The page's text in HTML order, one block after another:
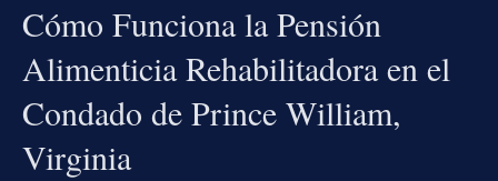
Cómo Funciona la Pensión
Alimenticia Rehabilitadora en el
Condado de Prince William,
Virginia